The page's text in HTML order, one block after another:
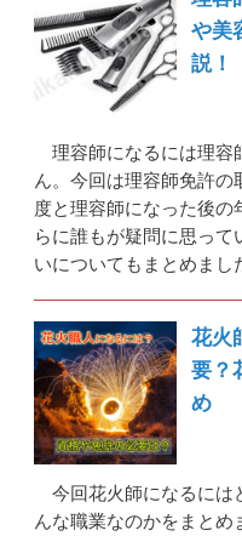
や美
説！
理容師になるには理容
ん。今回は理容師免許
度と理容師になった後の
らに誰もが疑問に思っ
いについてもまとめまし
花火
要？
め
今回花火師になるには
んな職業なのかをまと